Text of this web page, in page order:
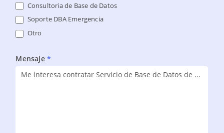
Consultoria de Base de Datos
Soporte DBA Emergencia
Otro
Mensaje *